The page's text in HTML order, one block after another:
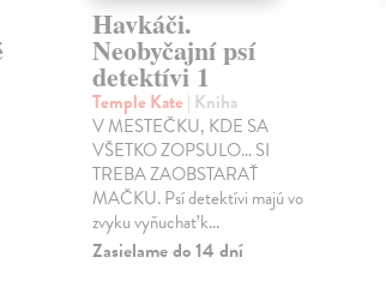
Havkáči.
Neobyčajní psí
detektívi 1
Temple Kate | Kniha
V MESTEČKU, KDE SA
VŠETKO ZOPSULO… SI
TREBA ZAOBSTARAŤ
MAČKU. Psí detektívi majú vo
zvyku vyňuchať k...
Zasielame do 14 dní